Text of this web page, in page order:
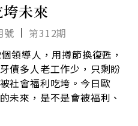
未來
號
第312期
領導人，用撙節換復甦，
債多人老工作少，只剩盼
社會福利吃垮。今日歐
未來，是不是會被福利、